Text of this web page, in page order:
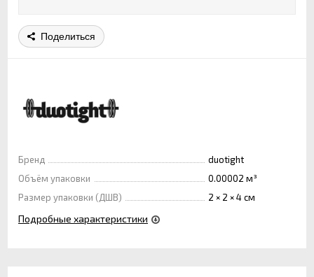
Поделиться
Бренд
duotight
Объём упаковки
0.00002 м³
Размер упаковки (ДШВ)
2 × 2 × 4 см
Подробные характеристики